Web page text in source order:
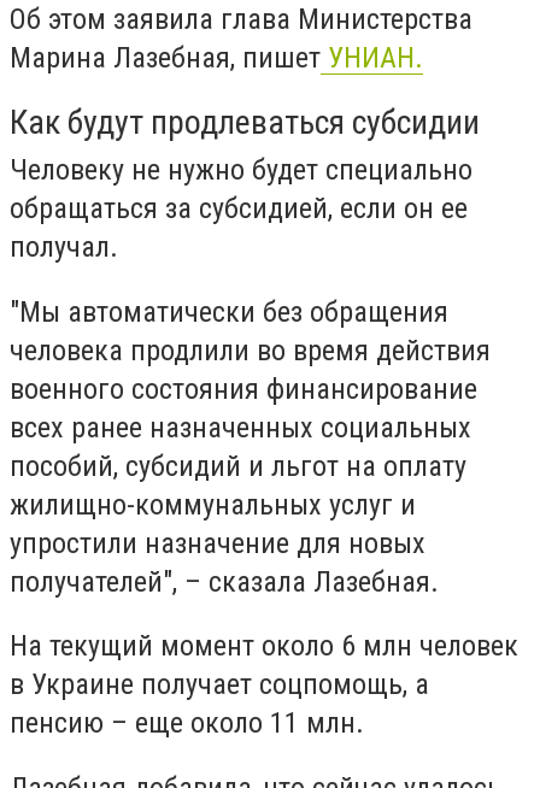
Об этом заявила глава Министерства
Марина Лазебная, пишет УНИАН.
Как будут продлеваться субсидии
Человеку не нужно будет специально
обращаться за субсидией, если он ее
получал.
"Мы автоматически без обращения
человека продлили во время действия
военного состояния финансирование
всех ранее назначенных социальных
пособий, субсидий и льгот на оплату
жилищно-коммунальных услуг и
упростили назначение для новых
получателей", – сказала Лазебная.
На текущий момент около 6 млн человек
в Украине получает соцпомощь, а
пенсию – еще около 11 млн.